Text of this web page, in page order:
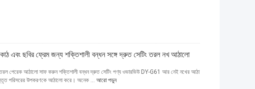
এবং ছবির ফ্রেম জন্য শক্তিশালী বন্ধন সঙ্গে দ্রুত সেটিং তরল নখ আঠালো
পেরেক আঠালো সাফ করুন শক্তিশালী বন্ধন দ্রুত সেটিং পণ্য ওভারভিউ DY-G61 আর নেই নখের আঠা
পরিসরের উপকরণকে আঠালো করে। অনেক ... আরো পড়ুন